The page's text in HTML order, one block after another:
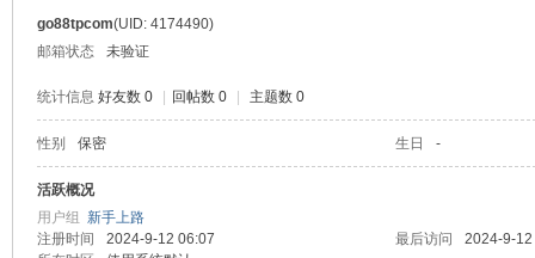
go88tpcom(UID: 4174490)
邮箱状态
未验证
统计信息 好友数 0 回帖数 0 主题数 0
性别 保密 生日 -
活跃概况
用户组 新手上路
注册时间
2024-9-12 06:07 最后访问
2024-9-